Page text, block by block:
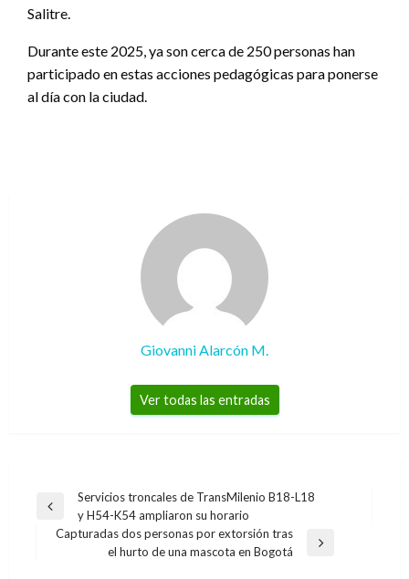
Salitre.
Durante este 2025, ya son cerca de 250 personas han
participado en estas acciones pedagógicas para ponerse
al día con la ciudad.
Giovanni Alarcón M.
Ver todas las entradas
Navegación
Entrada
anterior
Servicios troncales de TransMilenio B18-L18
y H54-K54 ampliaron su horario
Capturadas dos personas por extorsión tras
el hurto de una mascota en Bogotá